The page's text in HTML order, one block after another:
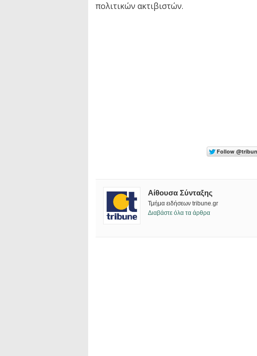
πολιτικών ακτιβιστών.
Αίθουσα Σύνταξης
Τμήμα ειδήσεων tribune.gr
Διαβάστε όλα τα άρθρα